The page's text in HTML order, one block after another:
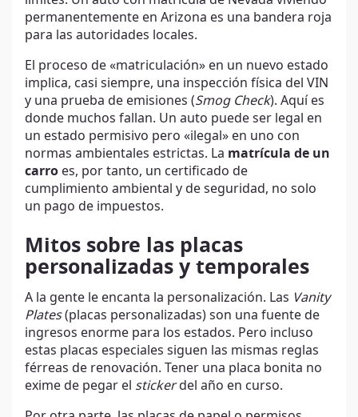
permanentemente en Arizona es una bandera roja
para las autoridades locales.
El proceso de «matriculación» en un nuevo estado
implica, casi siempre, una inspección física del VIN
y una prueba de emisiones (Smog Check). Aquí es
donde muchos fallan. Un auto puede ser legal en
un estado permisivo pero «ilegal» en uno con
normas ambientales estrictas. La matrícula de un
carro es, por tanto, un certificado de
cumplimiento ambiental y de seguridad, no solo
un pago de impuestos.
Mitos sobre las placas
personalizadas y temporales
A la gente le encanta la personalización. Las Vanity
Plates(placas personalizadas) son una fuente de
ingresos enorme para los estados. Pero incluso
estas placas especiales siguen las mismas reglas
férreas de renovación. Tener una placa bonita no
exime de pegar el stickerdel año en curso.